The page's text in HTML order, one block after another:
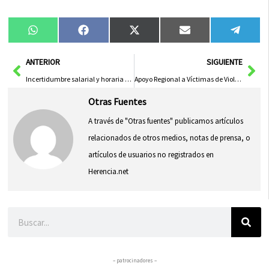
Compartir
en
WhatsAppCompartir
en
FacebookCompartir
en
X
(Twitter)
Compartir
en
Email
en
AntANTERIOR
Incertidumbre salarial y horaria para un millón en el SNS
SIGUIENTE
Apoyo Regional a Víctimas de Violencia de Género en Ciudad Real con Equipos Especializados
Otras Fuentes
A través de "Otras fuentes" publicamos artículos
relacionados de otros medios, notas de prensa, o
artículos de usuarios no registrados en
Herencia.net
– patrocinadores –